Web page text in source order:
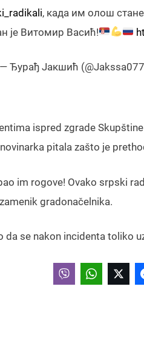
, када им олош
је Витомир Васић!
— Ђурађ Јакшић
ispred zgrade
pitala zašto je
im rogove! Ovako srpski
gradonačelnika.
da se nakon incidenta toliko